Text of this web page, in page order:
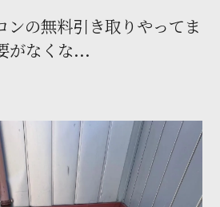
ンの無料引き取りやってま
がなくな...